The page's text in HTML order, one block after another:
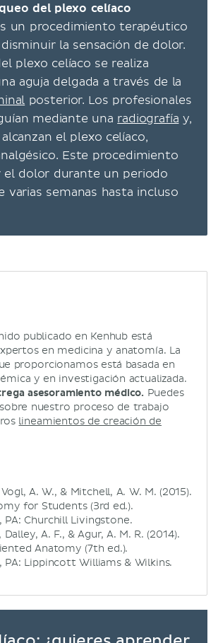
del plexo celíaco
un procedimiento terapéutico
la sensación de dolor.
plexo celíaco se realiza
aguja delgada a través de la
posterior. Los profesionales
mediante una radiografía y,
el plexo celíaco,
Este procedimiento
el dolor durante un periodo
varias semanas hasta incluso
publicado en Kenhub está
en medicina y anatomía. La
proporcionamos está basada en
y en investigación actualizada.
asesoramiento médico. Puedes
nuestro proceso de trabajo
lineamientos de creación de
A. W., & Mitchell, A. W. M. (2015).
for Students (3rd ed.).
PA: Churchill Livingstone.
Dalley, A. F., & Agur, A. M. R. (2014).
Anatomy (7th ed.).
PA: Lippincott Williams & Wilkins.